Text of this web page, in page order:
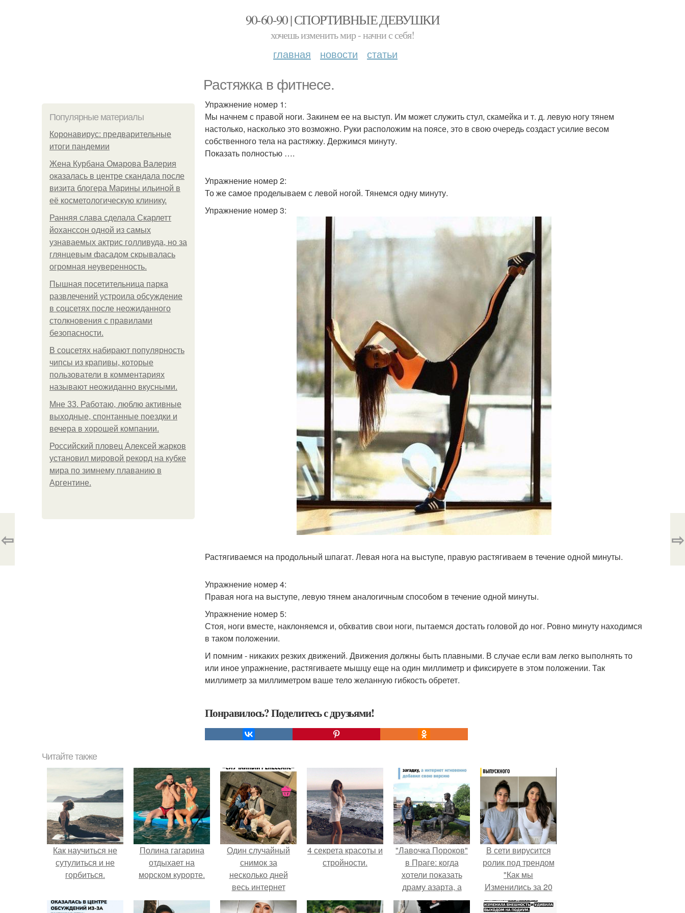
90-60-90 | СПОРТИВНЫЕ ДЕВУШКИ
хочешь изменить мир - начни с себя!
главная новости статьи
Растяжка в фитнесе.
Популярные материалы
Коронавирус: предварительные
итоги пандемии
Жена Курбана Омарова Валерия
оказалась в центре скандала после
визита блогера Марины ильиной в
её косметологическую клинику.
Ранняя слава сделала Скарлетт
йоханссон одной из самых
узнаваемых актрис голливуда, но за
глянцевым фасадом скрывалась
огромная неуверенность.
Пышная посетительница парка
развлечений устроила обсуждение
в соцсетях после неожиданного
столкновения с правилами
безопасности.
В соцсетях набирают популярность
чипсы из крапивы, которые
пользователи в комментариях
называют неожиданно вкусными.
Мне 33. Работаю, люблю активные
выходные, спонтанные поездки и
вечера в хорошей компании.
Российский пловец Алексей жарков
установил мировой рекорд на кубке
мира по зимнему плаванию в
Аргентине.
Упражнение номер 1:
Мы начнем с правой ноги. Закинем ее на выступ. Им может служить стул, скамейка и т. д. левую ногу тянем
настолько, насколько это возможно. Руки расположим на поясе, это в свою очередь создаст усилие весом
собственного тела на растяжку. Держимся минуту.
Показать полностью ….
Упражнение номер 2:
То же самое проделываем с левой ногой. Тянемся одну минуту.
Упражнение номер 3:
Растягиваемся на продольный шпагат. Левая нога на выступе, правую растягиваем в течение одной минуты.
Упражнение номер 4:
Правая нога на выступе, левую тянем аналогичным способом в течение одной минуты.
Упражнение номер 5:
Стоя, ноги вместе, наклоняемся и, обхватив свои ноги, пытаемся достать головой до ног. Ровно минуту находимся
в таком положении.
И помним - никаких резких движений. Движения должны быть плавными. В случае если вам легко выполнять то
или иное упражнение, растягиваете мышцу еще на один миллиметр и фиксируете в этом положении. Так
миллиметр за миллиметром ваше тело желанную гибкость обретет.
Понравилось? Поделитесь с друзьями!
⇦ ⇨
Читайте также
Как научиться не
сутулиться и не
горбиться.
Полина гагарина
отдыхает на
морском курорте.
Один случайный
снимок за
несколько дней
весь интернет
облетел.
4 секрета красоты и
стройности.
"Лавочка Пороков"
в Праге: когда
хотели показать
драму азарта, а
получился 18+.
В сети вирусится
ролик под трендом
"Как мы
Изменились за 20
лет".